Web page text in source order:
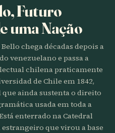
Futuro
uma Nação
chega décadas depois a
venezuelano e passa a
chilena praticamente
de Chile em 1842,
ainda sustenta o direito
usada em toda a
enterrado na Catedral
que virou a base